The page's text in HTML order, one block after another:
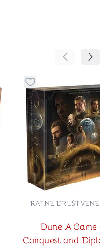
Pomeranje
u kategoriju omiljeno
Dugme za dodavanje
Dune A Game of
Conquest and
RATNE DRUŠTVENE